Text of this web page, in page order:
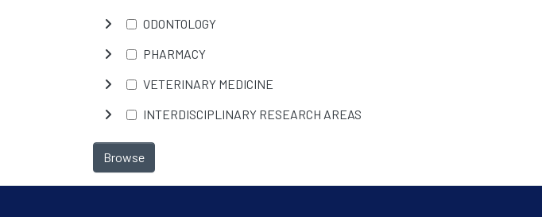
ODONTOLOGY
PHARMACY
VETERINARY MEDICINE
INTERDISCIPLINARY RESEARCH AREAS
Browse